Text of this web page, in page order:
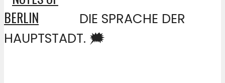
DIE SPRACHE DER
HAUPTSTADT. 🗯️